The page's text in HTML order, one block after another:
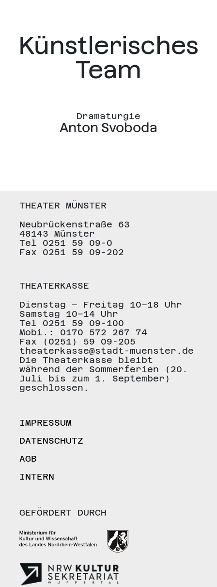
Künstlerisches
Team
Dramaturgie
Anton Svoboda
THEATER MÜNSTER
Neubrückenstraße 63
48143 Münster
Tel 0251 59 09-0
Fax 0251 59 09-202
THEATERKASSE
Dienstag – Freitag 10–18 Uhr
Samstag 10–14 Uhr
Tel 0251 59 09-100
Mobi.: 0170 572 267 74
Fax (0251) 59 09-205
theaterkasse@stadt-muenster.de
Die Theaterkasse bleibt
während der Sommerferien (20.
Juli bis zum 1. September)
geschlossen.
IMPRESSUM
DATENSCHUTZ
AGB
INTERN
GEFÖRDERT DURCH